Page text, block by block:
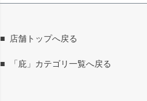
■ 店舗トップへ戻る
■ 「庇」カテゴリ一覧へ戻る